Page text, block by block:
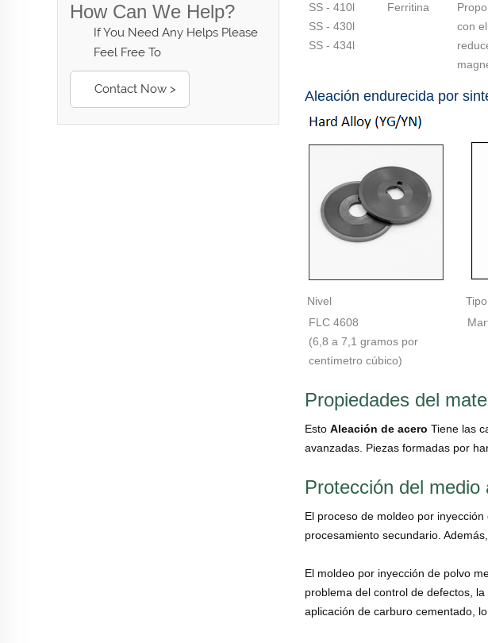
How Can We Help?
If You Need Any Helps Please
Feel Free To
Contact Now >
SS - 410l
SS - 430l
SS - 434l
Ferritina
con
Aleación endurecida por
Nivel Tipo
FLC 4608
(6,8 a 7,1 gramos por
centímetro cúbico)
Propiedades del
Esto Aleación de acero Tiene las
avanzadas. Piezas formadas por
Protección del medio
El proceso de moldeo por
procesamiento secundario.
El moldeo por inyección de polvo
problema del control de defectos,
aplicación de carburo cementado,